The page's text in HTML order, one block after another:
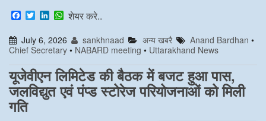
F
a
c
e
b
o
o
k
T
w
t
t
e
r
L
k
e
d
I
n
W
t
s
A
p
p
शेयर करे..
July 6, 2026 sankhnaad अन्य खबरै Anand Bardhan •
Chief Secretary • NABARD meeting • Uttarakhand News
यूजेवीएन लिमिटेड की बैठक में बजट हुआ पास,
जलविद्युत एवं पंप्ड स्टोरेज परियोजनाओं को मिली
गति